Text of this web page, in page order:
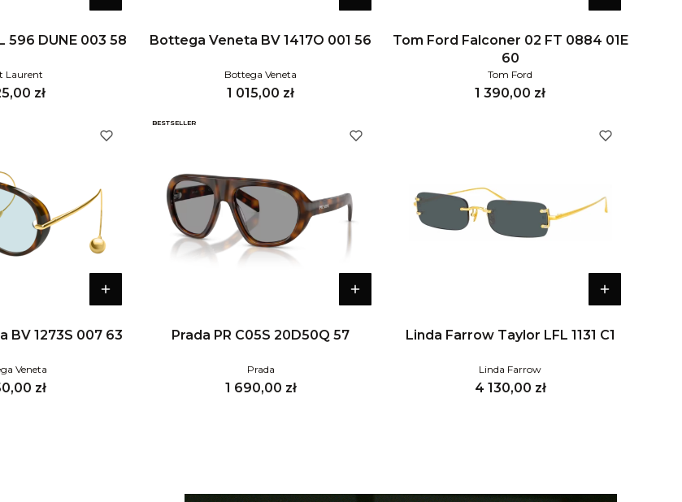
596 DUNE 003 58
Laurent
zł
Bottega Veneta BV 1417O 001 56
Bottega Veneta
Cena
1 015,00 zł
Tom Ford Falconer 02 FT 0884 01E
60
Tom Ford
Cena
1 390,00 zł
BV 1273S 007 63
Veneta
zł
BESTSELLER
Prada PR C05S 20D50Q 57
Prada
Cena
1 690,00 zł
Linda Farrow Taylor LFL 1131 C1
Linda Farrow
Cena
4 130,00 zł